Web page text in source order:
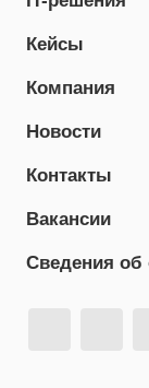
Кейсы
Компания
Новости
Контакты
Вакансии
Сведения об